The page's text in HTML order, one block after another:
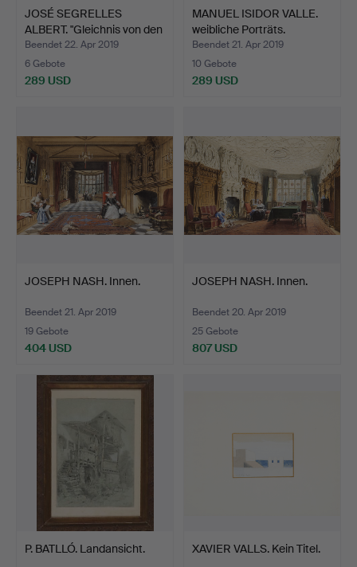
JOSÉ SEGRELLES
ALBERT. "Gleichnis von den
…
Beendet 22. Apr 2019
6 Gebote
289 USD
MANUEL ISIDOR VALLE.
weibliche Porträts.
Beendet 21. Apr 2019
10 Gebote
289 USD
JOSEPH NASH. Innen.
Beendet 21. Apr 2019
19 Gebote
404 USD
JOSEPH NASH. Innen.
Beendet 20. Apr 2019
25 Gebote
807 USD
P. BATLLÓ. Landansicht. XAVIER VALLS. Kein Titel.